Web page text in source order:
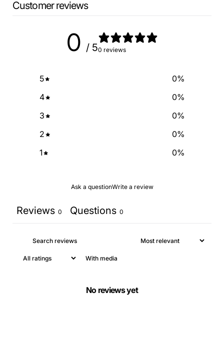
Customer reviews
0 / 50 reviews
5 0%
4
0%
3
0%
2
0%
1
0%
Ask a questionWrite a review
Reviews 0 Questions 0
With media
No reviews yet
NO, THANKS